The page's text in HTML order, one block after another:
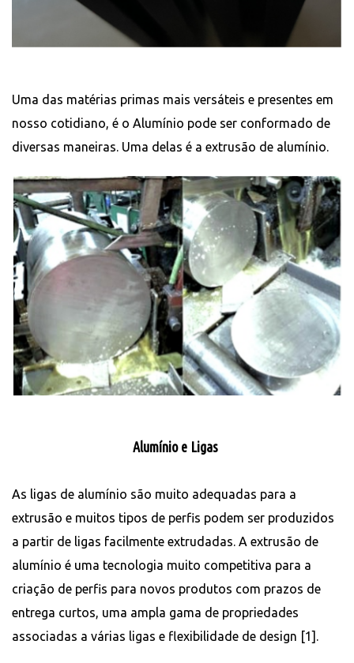
Uma das matérias primas mais versáteis e presentes em
nosso cotidiano, é o Alumínio pode ser conformado de
diversas maneiras. Uma delas é a extrusão de alumínio.
Alumínio e Ligas
As ligas de alumínio são muito adequadas para a
extrusão e muitos tipos de perfis podem ser produzidos
a partir de ligas facilmente extrudadas. A extrusão de
alumínio é uma tecnologia muito competitiva para a
criação de perfis para novos produtos com prazos de
entrega curtos, uma ampla gama de propriedades
associadas a várias ligas e flexibilidade de design [1].